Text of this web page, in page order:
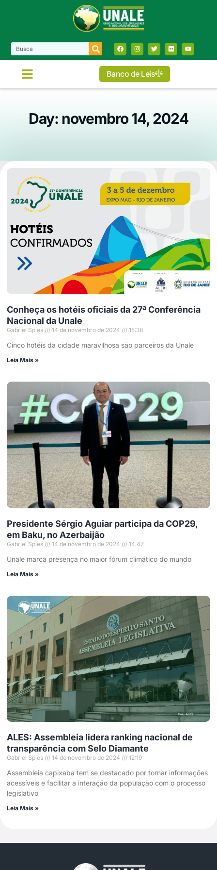
Banco de Leis
Day: novembro 14, 2024
Conheça os hotéis oficiais da 27ª Conferência
Nacional da Unale
Gabriel Spies 14 de novembro de 2024 15:38
Cinco hotéis da cidade maravilhosa são parceiros da Unale
Leia Mais »
Presidente Sérgio Aguiar participa da COP29,
em Baku, no Azerbaijão
Gabriel Spies 14 de novembro de 2024 14:47
Unale marca presença no maior fórum climático do mundo
Leia Mais »
ALES: Assembleia lidera ranking nacional de
transparência com Selo Diamante
Gabriel Spies 14 de novembro de 2024 12:19
Assembleia capixaba tem se destacado por tornar informações
acessíveis e facilitar a interação da população com o processo
legislativo
Leia Mais »